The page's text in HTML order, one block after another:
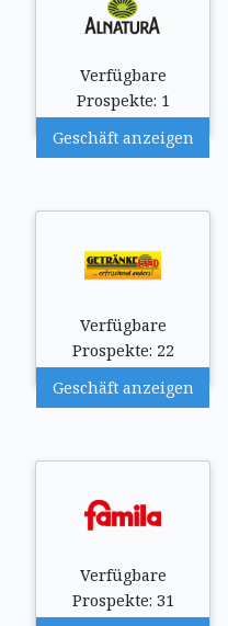
Verfügbare
Prospekte: 1
Geschäft anzeigen
Verfügbare
Prospekte: 22
Geschäft anzeigen
Verfügbare
Prospekte: 31